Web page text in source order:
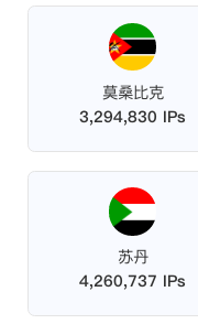
莫桑比克
3,294,830 IPs
苏丹
4,260,737 IPs